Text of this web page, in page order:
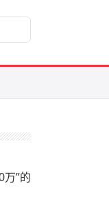
”的好生意？